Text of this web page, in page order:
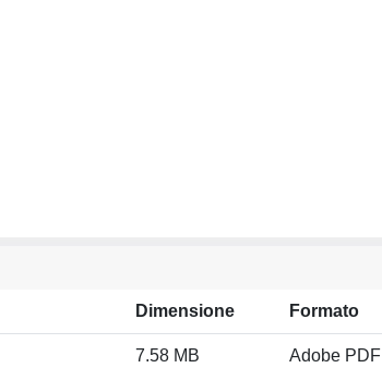
Dimensione Formato
7.58 MB Adobe PDF